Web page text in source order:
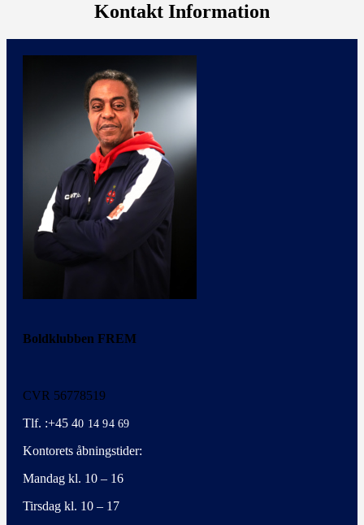
Kontakt Information
Boldklubben FREM
CVR 56778519
Tlf. :+45 40 14 94 69
Kontorets åbningstider:
Mandag kl. 10 – 16
Tirsdag kl. 10 – 17